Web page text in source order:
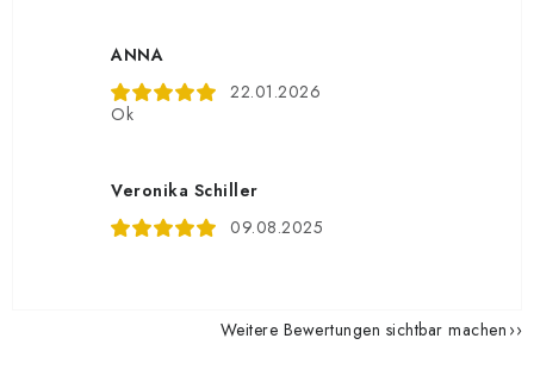
ANNA
22.01.2026
Ok
Veronika Schiller
09.08.2025
Weitere Bewertungen sichtbar machen